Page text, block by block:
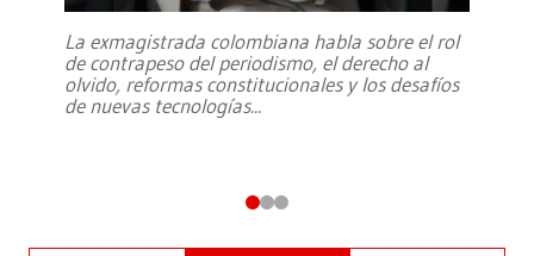
La exmagistrada colombiana habla sobre el rol
de contrapeso del periodismo, el derecho al
olvido, reformas constitucionales y los desafíos
de nuevas tecnologías...